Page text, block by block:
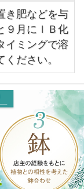
き肥などを与
９月にＩＢ化
イミングで溶
ださい。